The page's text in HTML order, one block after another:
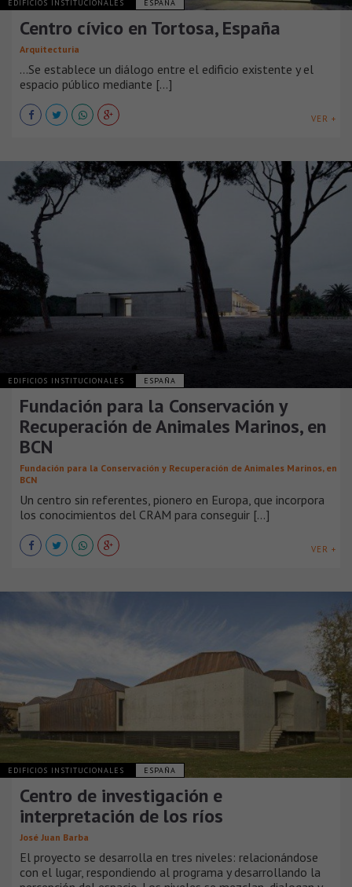
EDIFICIOS INSTITUCIONALES ESPAÑA
Centro cívico en Tortosa, España
Arquitecturia
...Se establece un diálogo entre el edificio existente y el
espacio público mediante [...]
VER +
EDIFICIOS INSTITUCIONALES ESPAÑA
Fundación para la Conservación y
Recuperación de Animales Marinos, en
BCN
Fundación para la Conservación y Recuperación de Animales Marinos, en
BCN
Un centro sin referentes, pionero en Europa, que incorpora
los conocimientos del CRAM para conseguir [...]
VER +
EDIFICIOS INSTITUCIONALES ESPAÑA
Centro de investigación e
interpretación de los ríos
José Juan Barba
El proyecto se desarrolla en tres niveles: relacionándose
con el lugar, respondiendo al programa y desarrollando la